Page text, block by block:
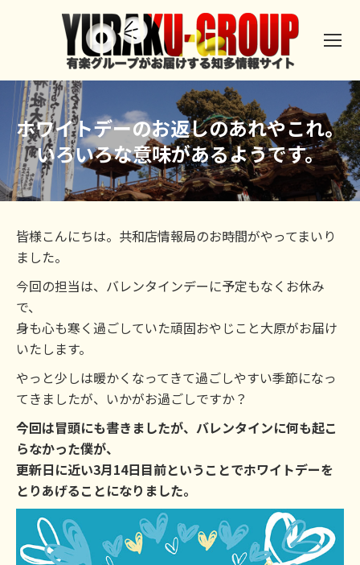
ホワイトデーのお返しのあれやこれ。
いろいろな意味があるようです。
皆様こんにちは。共和店情報局のお時間がやってまいり
ました。
今回の担当は、バレンタインデーに予定もなくお休み
で、
身も心も寒く過ごしていた頑固おやじこと大原がお届け
いたします。
やっと少しは暖かくなってきて過ごしやすい季節になっ
てきましたが、いかがお過ごしですか？
今回は冒頭にも書きましたが、バレンタインに何も起こ
らなかった僕が、
更新日に近い3月14日目前ということでホワイトデーを
とりあげることになりました。